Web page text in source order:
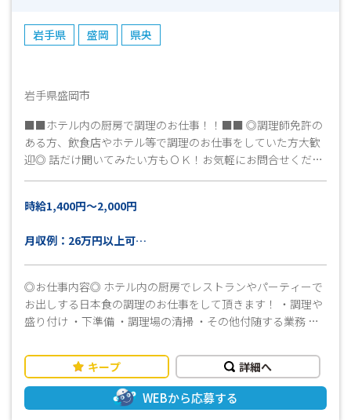
事説明 ▼ （ これまでの職務経歴やお仕事へのご希望等
お聞かせください ） ◎工場見学 ▼ （ 見学後、就業希
ますので、予めご了承ください。
岩手県 盛岡 県央
岩手県盛岡市
■■ホテル内の厨房で調理のお仕事！！■■ ◎調理師免許の
ある方、飲食店やホテル等で調理のお仕事をしていた方大歓
迎◎ 話だけ聞いてみたい方もＯＫ！お気軽にお問合せくださ
時給1,400円～2,000円
月収例：26万円以上可
◎お仕事内容◎ ホテル内の厨房でレストランやパーティーで
お出しする日本食の調理のお仕事をして頂きます！ ・調理や
盛り付け ・下準備 ・調理場の清掃 ・その他付随する業務 い
理 等も行って頂きます！ ≪ おすすめポイント！ ≫ ・フ
ルタイム勤務 ・長期のお仕事をお探しの方にオススメ！ ・調
理経験のある方は即戦力としてお仕事して頂けます！ ・いず
れ正社員としてマネージャーとなる可能性もあり！！ ・40代
キープ 詳細へ
WEBから応募する